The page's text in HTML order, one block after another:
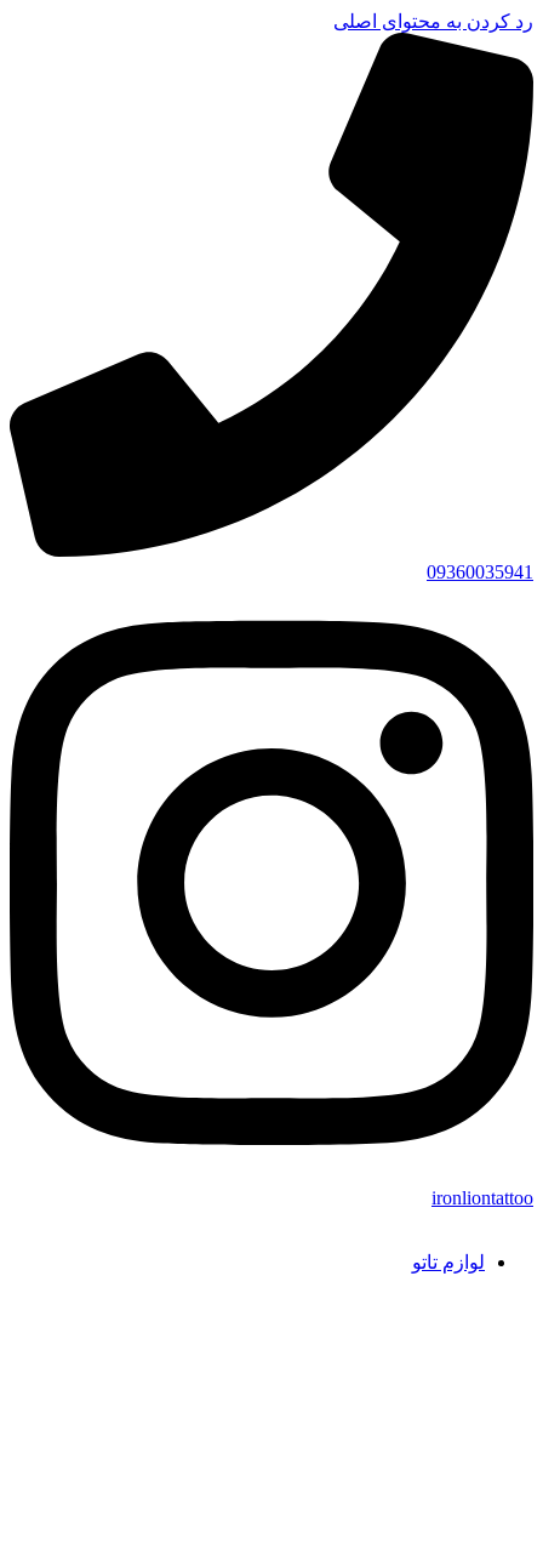
رد کردن به محتوای اصلی
09360035941
ironliontattoo
لوازم تاتو